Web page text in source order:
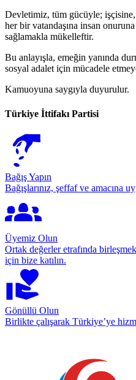
Devletimiz, tüm gücüyle;
her bir vatandaşına insan onuruna
sağlamakla mükelleftir.
Bu anlayışla, emeğin yanında
sosyal adalet için mücadele
Kamuoyuna saygıyla duyurulur.
Türkiye İttifakı Partisi
Bağış Yapın
Bağışlarınız, şeffaf ve amacına
Üyemiz Olun
Ortak değerler etrafında
için bize katılın.
Gönüllü Olun
Birlikte çalışarak Türkiye’ye